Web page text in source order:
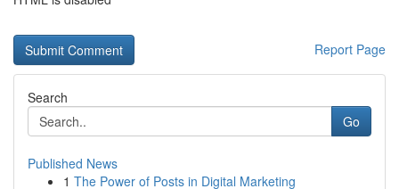
Report Page
Search
Go
Published News
1 The Power of Posts in Digital Marketing